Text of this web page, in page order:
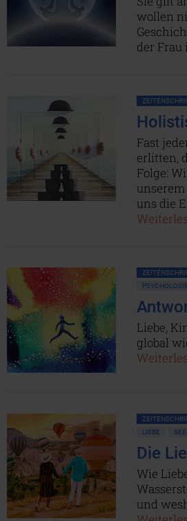
wollen
der
Fast
erlitten,
Folge:
uns die
PSYCHOLOGIE
Liebe,
global
LIEBE
Die
Wie
und